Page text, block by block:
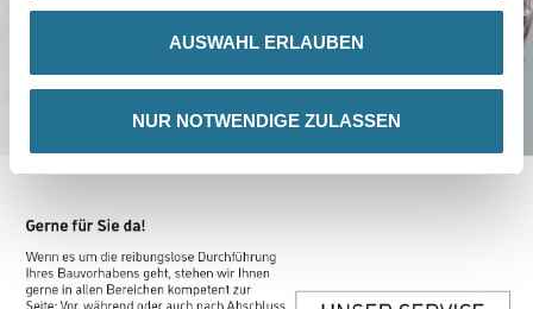
AUSWAHL ERLAUBEN
NUR NOTWENDIGE ZULASSEN